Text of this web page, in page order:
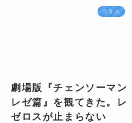
コラム
劇場版『チェンソーマン
レゼ篇』を観てきた。レ
ゼロスが止まらない